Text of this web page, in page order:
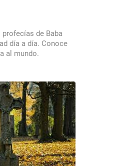
de Baba
día a día. Conoce
al mundo.